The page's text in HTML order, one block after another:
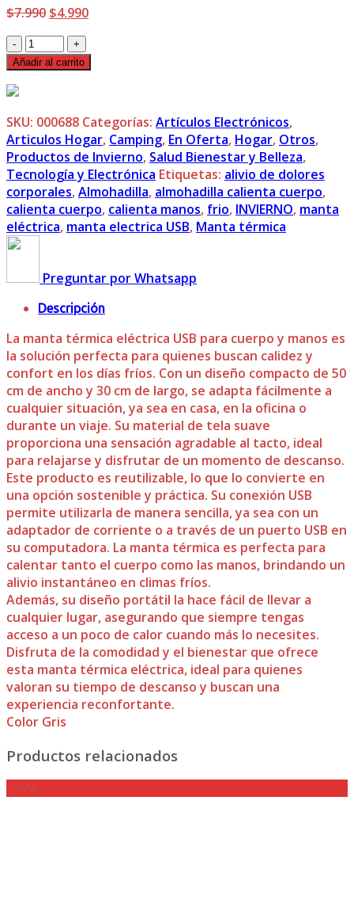
$7.990 El
original
era:
$4.990El
Manta
Térmica
Cuerpo
y
Manos
cantidad
Añadir al carrito
SKU: 000688 Categorías: Artículos Electrónicos,
Articulos Hogar, Camping, En Oferta, Hogar, Otros,
Productos de Invierno, Salud Bienestar y Belleza,
Tecnología y Electrónica Etiquetas: alivio de dolores
corporales,Almohadilla, almohadilla calienta cuerpo,
calienta cuerpo, calienta manos, frio, INVIERNO, manta
eléctrica, manta electrica USB, Manta térmica
Preguntar por Whatsapp
Descripción
La manta térmica eléctrica USB para cuerpo y manos es
la solución perfecta para quienes buscan calidez y
confort en los días fríos. Con un diseño compacto de 50
cm de ancho y 30 cm de largo, se adapta fácilmente a
cualquier situación, ya sea en casa, en la oficina o
durante un viaje. Su material de tela suave
proporciona una sensación agradable al tacto, ideal
para relajarse y disfrutar de un momento de descanso.
Este producto es reutilizable, lo que lo convierte en
una opción sostenible y práctica. Su conexión USB
permite utilizarla de manera sencilla, ya sea con un
adaptador de corriente o a través de un puerto USB en
su computadora. La manta térmica es perfecta para
calentar tanto el cuerpo como las manos, brindando un
alivio instantáneo en climas fríos.
Además, su diseño portátil la hace fácil de llevar a
cualquier lugar, asegurando que siempre tengas
acceso a un poco de calor cuando más lo necesites.
Disfruta de la comodidad y el bienestar que ofrece
esta manta térmica eléctrica, ideal para quienes
valoran su tiempo de descanso y buscan una
experiencia reconfortante.
Color Gris
Productos relacionados